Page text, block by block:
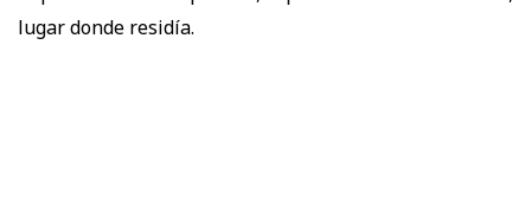
lugar donde residía.